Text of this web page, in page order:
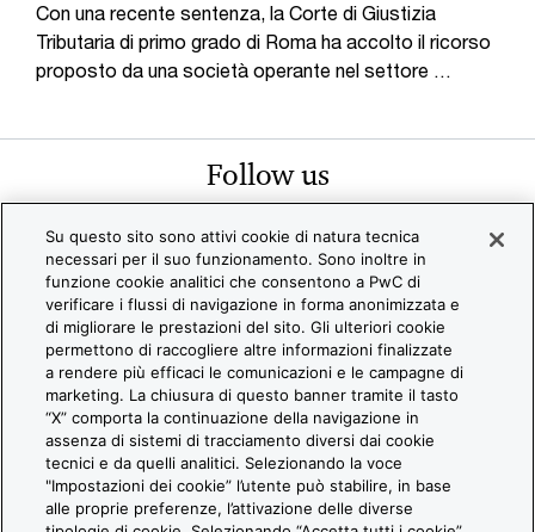
Con una recente sentenza, la Corte di Giustizia
Tributaria di primo grado di Roma ha accolto il ricorso
proposto da una società operante nel settore …
Follow us
PwC. All rights reserved. PwC refers to the PwC network
or one or more of its member firms, each of which is a
entity. Please see www.pwc.com/structure for further
Italia
Su questo sito sono attivi cookie di natura tecnica
necessari per il suo funzionamento. Sono inoltre in
funzione cookie analitici che consentono a PwC di
verificare i flussi di navigazione in forma anonimizzata e
di migliorare le prestazioni del sito. Gli ulteriori cookie
permettono di raccogliere altre informazioni finalizzate
a rendere più efficaci le comunicazioni e le campagne di
marketing. La chiusura di questo banner tramite il tasto
“X” comporta la continuazione della navigazione in
assenza di sistemi di tracciamento diversi dai cookie
tecnici e da quelli analitici. Selezionando la voce
"Impostazioni dei cookie” l’utente può stabilire, in base
alle proprie preferenze, l’attivazione delle diverse